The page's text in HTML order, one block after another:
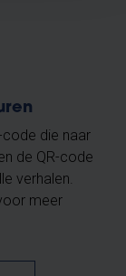
code die naar
de QR-code
verhalen.
meer